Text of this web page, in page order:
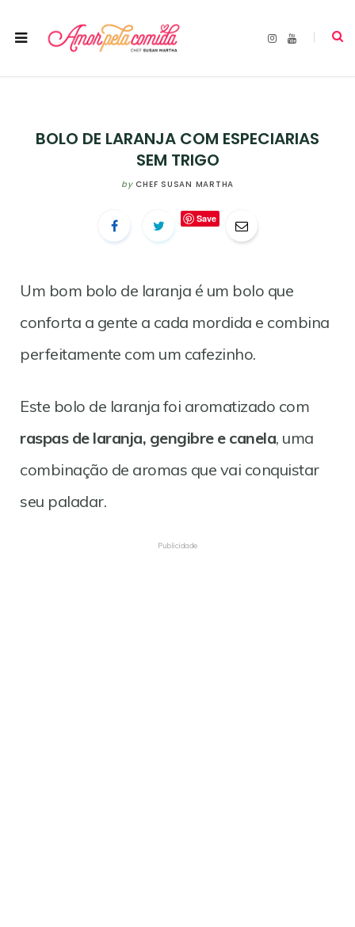
I
Y
BOLO DE LARANJA COM ESPECIARIAS
SEM TRIGO
by CHEF SUSAN MARTHA
Save
Um bom bolo de laranja é um bolo que
conforta a gente a cada mordida e combina
perfeitamente com um cafezinho.
Este bolo de laranja foi aromatizado com
raspas de laranja, gengibre e canela, uma
combinação de aromas que vai conquistar
seu paladar.
Publicidade